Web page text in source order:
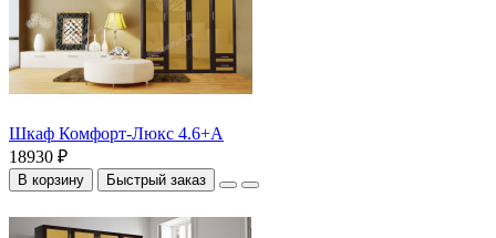
Шкаф Комфорт-Люкс 4.6+А
18930 ₽
В корзину Быстрый заказ